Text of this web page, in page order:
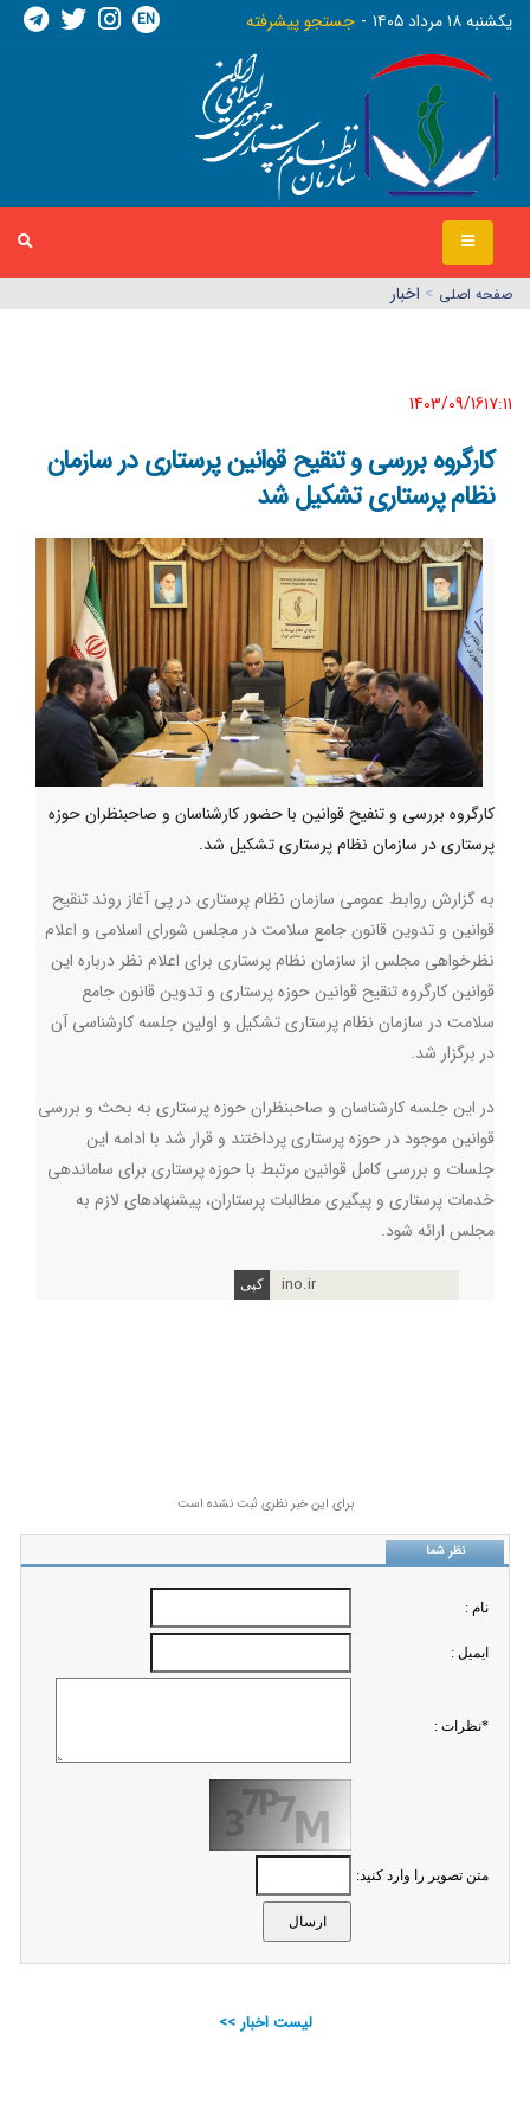
يکشنبه ١٨ مرداد ١٤٠٥ جستجو پیشرفته EN
صفحه اصلي > اخبار
1403/09/16١٧:١١
کارگروه بررسی و تنقیح قوانین پرستاری در سازمان
نظام پرستاری تشکیل شد
کارگروه بررسی و تنفیح قوانین با حضور کارشناسان و صاحبنظران حوزه
پرستاری در سازمان نظام پرستاری تشکیل شد.
به گزارش روابط عمومی سازمان نظام پرستاری در پی آغاز روند تنقیح
قوانین و تدوین قانون جامع سلامت در مجلس شورای اسلامی و اعلام
نظرخواهی مجلس از سازمان نظام پرستاری برای اعلام نظر درباره این
قوانین کارگروه تنقیح قوانین حوزه پرستاری و تدوین قانون جامع
سلامت در سازمان نظام پرستاری تشکیل و اولین جلسه کارشناسی آن
در برگزار شد.
در این جلسه کارشناسان و صاحبنظران حوزه پرستاری به بحث و بررسی
قوانین موجود در حوزه پرستاری پرداختند و قرار شد با ادامه این
جلسات و بررسی کامل قوانین مرتبط با حوزه پرستاری برای ساماندهی
خدمات پرستاری و پیگیری مطالبات پرستاران، پیشنهادهای لازم به
مجلس ارائه شود.
ino.ir
برای این خبر نظری ثبت نشده است
نظر شما
نام :
ايميل :
*نظرات :
متن تصویر را وارد کنید:
لیست اخبار >>